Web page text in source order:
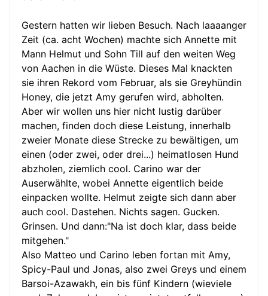
Gestern hatten wir lieben Besuch. Nach laaaanger
Zeit (ca. acht Wochen) machte sich Annette mit
Mann Helmut und Sohn Till auf den weiten Weg
von Aachen in die Wüste. Dieses Mal knackten
sie ihren Rekord vom Februar, als sie Greyhündin
Honey, die jetzt Amy gerufen wird, abholten.
Aber wir wollen uns hier nicht lustig darüber
machen, finden doch diese Leistung, innerhalb
zweier Monate diese Strecke zu bewältigen, um
einen (oder zwei, oder drei...) heimatlosen Hund
abzholen, ziemlich cool. Carino war der
Auserwählte, wobei Annette eigentlich beide
einpacken wollte. Helmut zeigte sich dann aber
auch cool. Dastehen. Nichts sagen. Gucken.
Grinsen. Und dann:"Na ist doch klar, dass beide
mitgehen."
Also Matteo und Carino leben fortan mit Amy,
Spicy-Paul und Jonas, also zwei Greys und einem
Barsoi-Azawakh, ein bis fünf Kindern (wieviele